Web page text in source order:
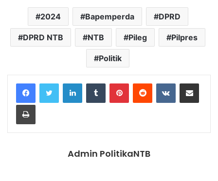
2024 Bapemperda DPRD
DPRD NTB NTB Pileg Pilpres
Politik
LinkedInTumblr PinterestReddit VKontakteShare via Email
Print
Admin PolitikaNTB